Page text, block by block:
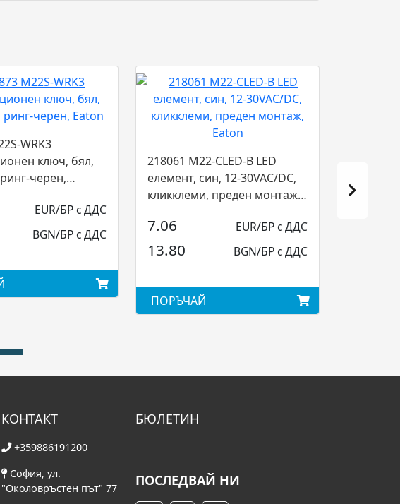
WRK3
ключ, бял,
черен,
EUR/БР с ДДС
BGN/БР с ДДС
218061 M22-CLED-B LED
елемент, син, 12-30VAC/DC,
кликклеми, преден монтаж,
7.06 EUR/БР с ДДС
13.80 BGN/БР с ДДС
ПОРЪЧАЙ
КОНТАКТ
+359886191200
София, ул.
"Околовръстен път" 77
БЮЛЕТИН
ПОСЛЕДВАЙ НИ